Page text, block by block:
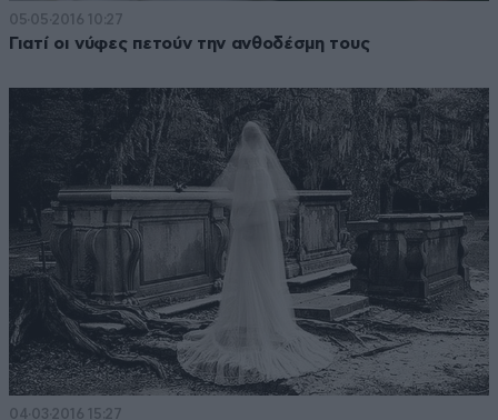
05·05·2016 10:27
Γιατί οι νύφες πετούν την ανθοδέσμη τους
04·03·2016 15:27